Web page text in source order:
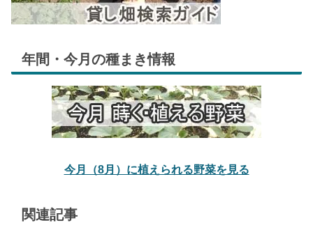
年間・今月の種まき情報
今月（8月）に植えられる野菜を見る
関連記事